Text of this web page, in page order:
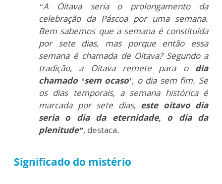
“A Oitava seria o prolongamento da
celebração da Páscoa por uma semana.
Bem sabemos que a semana é constituída
por sete dias, mas porque então essa
semana é chamada de Oitava? Segundo a
tradição, a Oitava remete para o dia
chamado ‘sem ocaso’, o dia sem fim. Se
os dias temporais, a semana histórica é
marcada por sete dias, este oitavo dia
seria o dia da eternidade, o dia da
plenitude”, destaca.
Significado do mistério